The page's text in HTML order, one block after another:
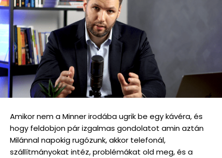
Amikor nem a Minner irodába ugrik be egy kávéra, és
hogy feldobjon pár izgalmas gondolatot amin aztán
Milánnal napokig rugózunk, akkor telefonál,
szállítmányokat intéz, problémákat old meg, és a